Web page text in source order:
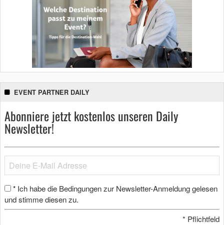
EVENT PARTNER DAILY
Abonniere jetzt kostenlos unseren Daily
Newsletter!
* Ich habe die Bedingungen zur Newsletter-Anmeldung gelesen
und stimme diesen zu.
* Pflichtfeld